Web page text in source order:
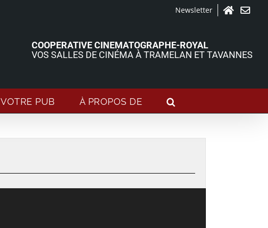
Newsletter
COOPERATIVE CINEMATOGRAPHE-ROYAL
VOS SALLES DE CINÉMA À TRAMELAN ET TAVANNES
VOTRE PUB À PROPOS DE